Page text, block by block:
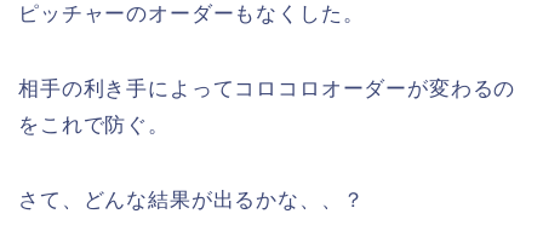
ピッチャーのオーダーもなくした。
相手の利き手によってコロコロオーダーが変わるの
をこれで防ぐ。
さて、どんな結果が出るかな、、？